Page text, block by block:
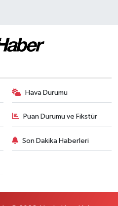
Hava Durumu
Puan Durumu ve Fikstür
Son Dakika Haberleri